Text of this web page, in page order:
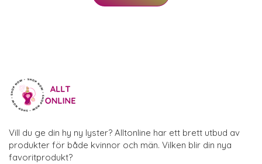
Vill du ge din hy ny lyster? Alltonline har ett brett utbud av
produkter för både kvinnor och män. Vilken blir din nya
favoritprodukt?